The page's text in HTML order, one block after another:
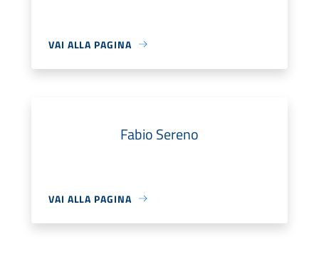
VAI ALLA PAGINA
Fabio Sereno
VAI ALLA PAGINA